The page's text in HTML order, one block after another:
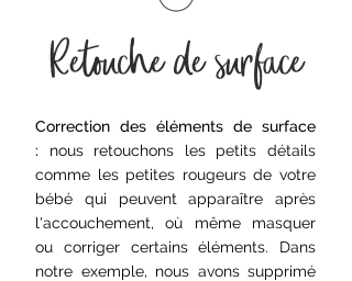
Retouche de surface
Correction des éléments de surface
: nous retouchons les petits détails
comme les petites rougeurs de votre
bébé qui peuvent apparaître après
l'accouchement, où même masquer
ou corriger certains éléments. Dans
notre exemple, nous avons supprimé